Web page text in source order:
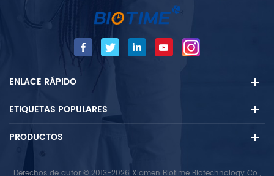
ENLACE RÁPIDO
ETIQUETAS POPULARES
PRODUCTOS
Derechos de autor © 2013-2026 Xiamen Biotime Biotechnology Co.,